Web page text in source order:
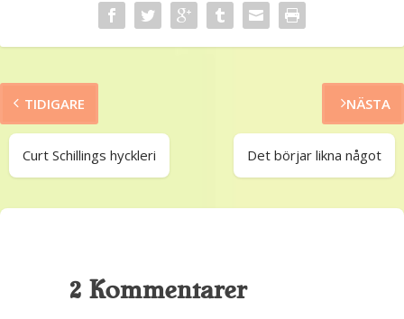
TIDIGARE
Curt Schillings hyckleri
NÄSTA
Det börjar likna något
2 Kommentarer